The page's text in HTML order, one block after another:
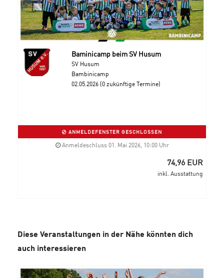
Baminicamp beim SV Husum
SV Husum
Bambinicamp
02.05.2026 (0 zukünftige Termine)
ANMELDEFENSTER GESCHLOSSEN
Anmeldeschluss 01. Mai 2026, 10:00 Uhr
74,96 EUR
inkl. Ausstattung
Diese Veranstaltungen in der Nähe könnten dich
auch interessieren